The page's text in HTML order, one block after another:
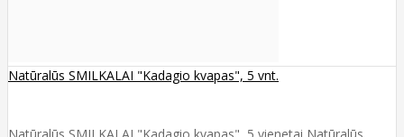
Natūralūs SMILKALAI "Kadagio kvapas", 5 vnt.